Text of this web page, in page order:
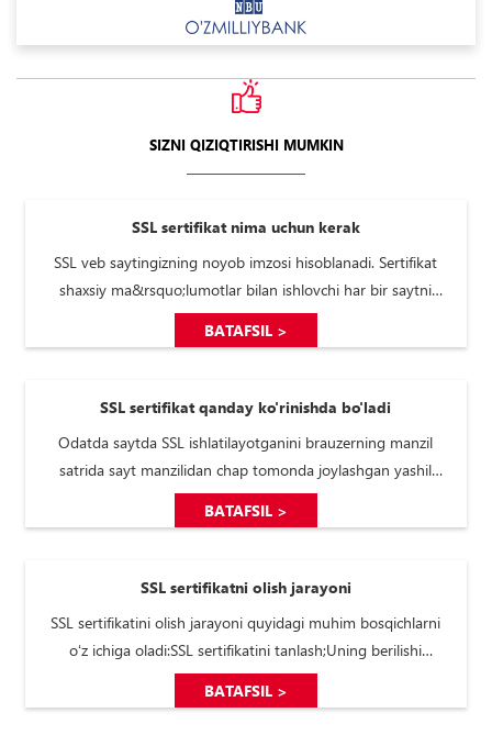
SIZNI QIZIQTIRISHI MUMKIN
SSL sertifikat nima uchun kerak
SSL veb saytingizning noyob imzosi hisoblanadi. Sertifikat
shaxsiy ma&rsquo;lumotlar bilan ishlovchi har bir saytni
sozlayotganda ...
BATAFSIL >
SSL sertifikat qanday ko'rinishda bo'ladi
Odatda saytda SSL ishlatilayotganini brauzerning manzil
satrida sayt manzilidan chap tomonda joylashgan yashil
qulf belgisi ...
BATAFSIL >
SSL sertifikatni olish jarayoni
SSL sertifikatini olish jarayoni quyidagi muhim bosqichlarni
oʻz ichiga oladi:SSL sertifikatini tanlash;Uning berilishi
uchun ...
BATAFSIL >